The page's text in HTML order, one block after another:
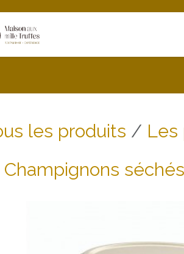
contenu
les produits Les
Champignons séchés